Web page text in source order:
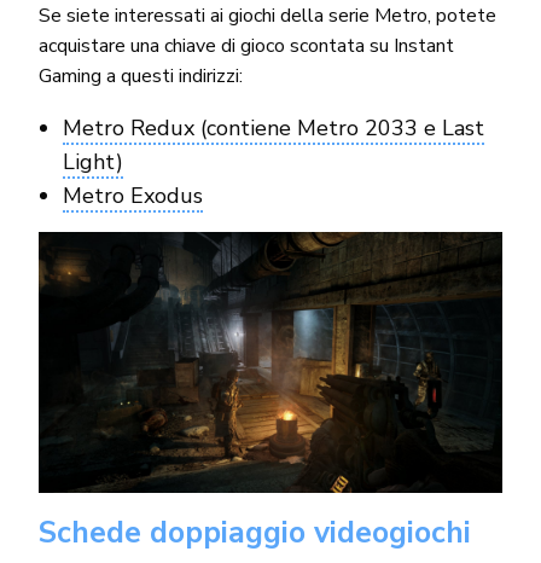
Se siete interessati ai giochi della serie Metro, potete
acquistare una chiave di gioco scontata su Instant
Gaming a questi indirizzi:
Metro Redux (contiene Metro 2033 e Last
Light)
Metro Exodus
Schede doppiaggio videogiochi